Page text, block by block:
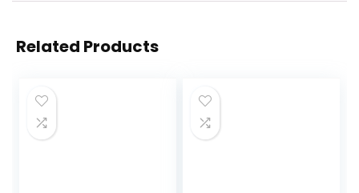
Related Products